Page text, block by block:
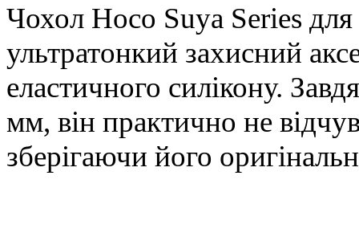
Чохол Hoco Suya Series
ультратонкий захисний
еластичного силікону.
мм, він практично не
зберігаючи його